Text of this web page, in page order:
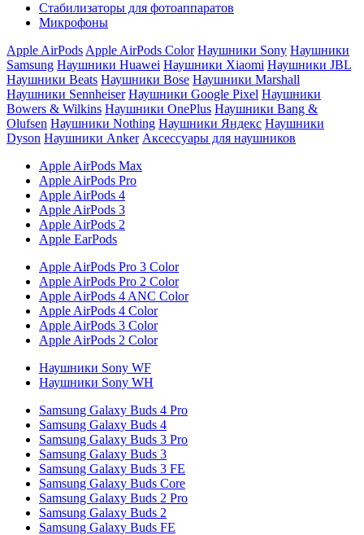
Стабилизаторы для фотоаппаратов
Микрофоны
Apple AirPods Apple AirPods Color Наушники Sony Наушники
Samsung Наушники Huawei Наушники Xiaomi Наушники JBL
Наушники Beats Наушники Bose Наушники Marshall
Наушники Sennheiser Наушники Google Pixel Наушники
Bowers & Wilkins Наушники OnePlus Наушники Bang &
Olufsen Наушники Nothing Наушники Яндекс Наушники
Dyson Наушники Anker Аксессуары для наушников
Apple AirPods Max
Apple AirPods Pro
Apple AirPods 4
Apple AirPods 3
Apple AirPods 2
Apple EarPods
Apple AirPods Pro 3 Color
Apple AirPods Pro 2 Color
Apple AirPods 4 ANC Color
Apple AirPods 4 Color
Apple AirPods 3 Color
Apple AirPods 2 Color
Наушники Sony WF
Наушники Sony WH
Samsung Galaxy Buds 4 Pro
Samsung Galaxy Buds 4
Samsung Galaxy Buds 3 Pro
Samsung Galaxy Buds 3
Samsung Galaxy Buds 3 FE
Samsung Galaxy Buds Core
Samsung Galaxy Buds 2 Pro
Samsung Galaxy Buds 2
Samsung Galaxy Buds FE